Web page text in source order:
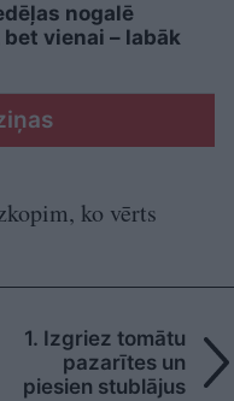
nogalē
vienai – labāk
ko vērts
1. Izgriez tomātu
pazarītes un
piesien stublājus